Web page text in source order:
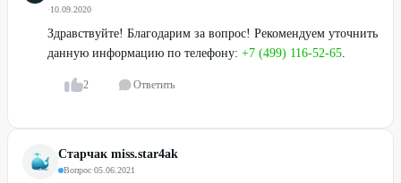
·10.09.2020
Здравствуйте! Благодарим за вопрос! Рекомендуем уточнить
данную информацию по телефону: +7 (499) 116-52-65.
2 Ответить
Старчак miss.star4ak
Вопрос·05.06.2021